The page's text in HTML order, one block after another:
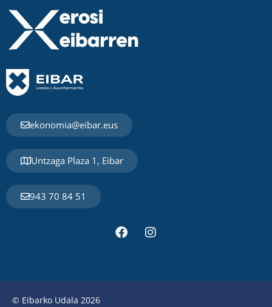
ekonomia@eibar.eus
Untzaga Plaza 1, Eibar
943 70 84 51
© Eibarko Udala 2026